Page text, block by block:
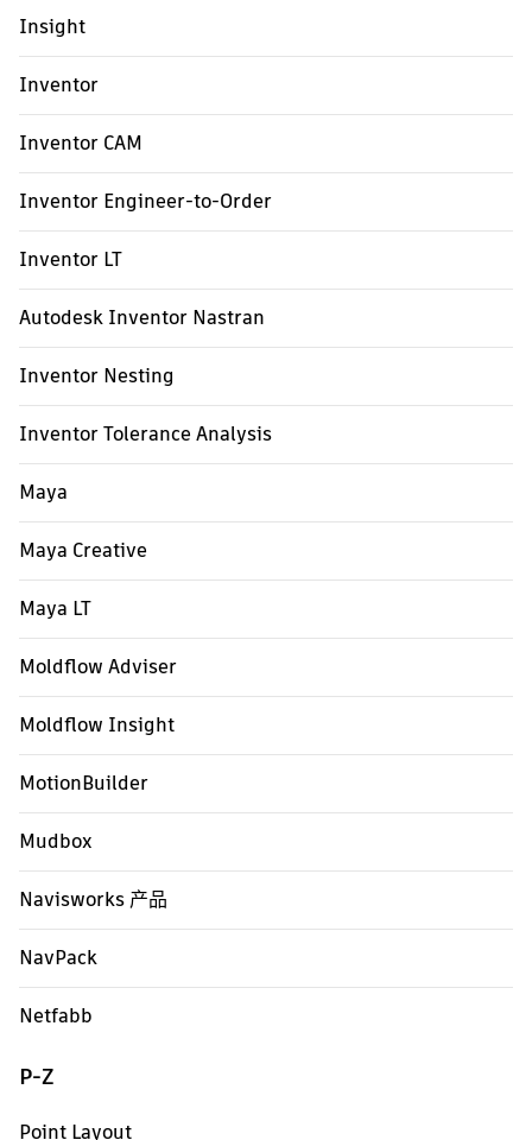
Insight
Inventor
Inventor CAM
Inventor Engineer-to-Order
Inventor LT
Autodesk Inventor Nastran
Inventor Nesting
Inventor Tolerance Analysis
Maya
Maya Creative
Maya LT
Moldflow Adviser
Moldflow Insight
MotionBuilder
Mudbox
Navisworks 产品
NavPack
Netfabb
P-Z
Point Layout